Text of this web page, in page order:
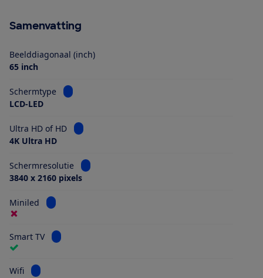
Samenvatting
Beelddiagonaal (inch)
65 inch
Schermtype
Bekijk informatie voor Schermtype
LCD-LED
Ultra HD of HD
Bekijk informatie voor Ultra HD of HD
4K Ultra HD
Schermresolutie
Bekijk informatie voor Schermresolutie
3840 x 2160 pixels
Miniled Bekijk informatie voor Miniled
Smart TV Bekijk informatie voor Smart TV
Wifi Bekijk informatie voor Wifi